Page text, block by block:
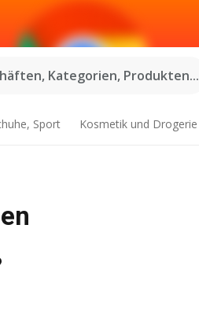
Kategorien, Produkten...
Sport Kosmetik und Drogerie